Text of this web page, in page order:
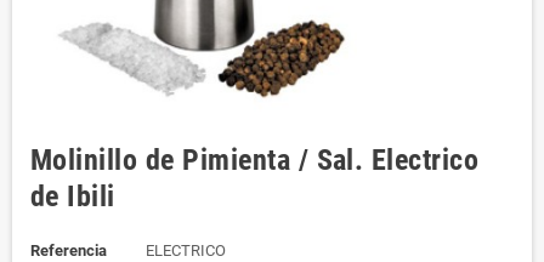
Molinillo de Pimienta / Sal. Electrico
de Ibili
Referencia
ELECTRICO